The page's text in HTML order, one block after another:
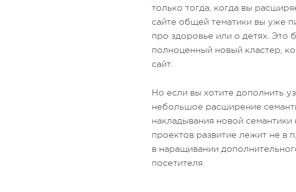
только тогда, когда вы
сайте общей тематики вы уже
про здоровье или о детях. Это
полноценный новый кластер,
сайт.
Но если вы хотите дополнить
небольшое расширение
накладывания новой
проектов развитие лежит не в
в наращивании
посетителя.